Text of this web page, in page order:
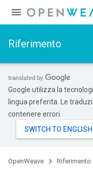
Riferimento
Google utilizza la
lingua preferita. Le
contenere errori.
OpenWeave Riferimento